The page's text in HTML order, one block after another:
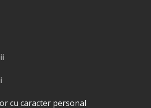
cu caracter personal